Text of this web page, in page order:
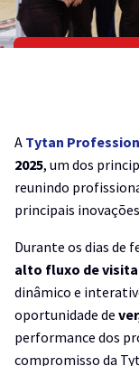
A Tytan
2025, um dos
reunindo
principais
Durante os dias de
alto fluxo de
dinâmico e
oportunidade de
performance dos
compromisso da